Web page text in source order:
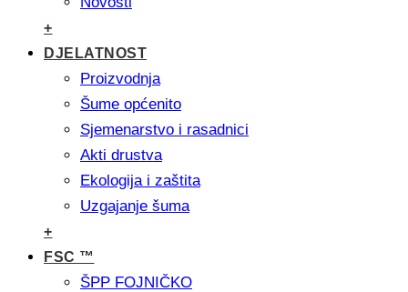
+
DJELATNOST
Proizvodnja
Šume općenito
Sjemenarstvo i rasadnici
Akti drustva
Ekologija i zaštita
Uzgajanje šuma
+
FSC ™
ŠPP FOJNIČKO